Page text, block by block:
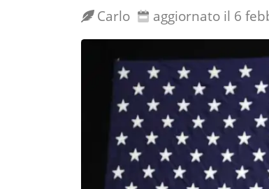
Carlo aggiornato il 6